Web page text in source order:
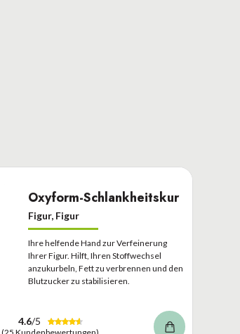
Oxyform-Schlankheitskur
Figur, Figur
Ihre helfende Hand zur Verfeinerung
Ihrer Figur. Hilft, Ihren Stoffwechsel
anzukurbeln, Fett zu verbrennen und den
Blutzucker zu stabilisieren.
4.6/5